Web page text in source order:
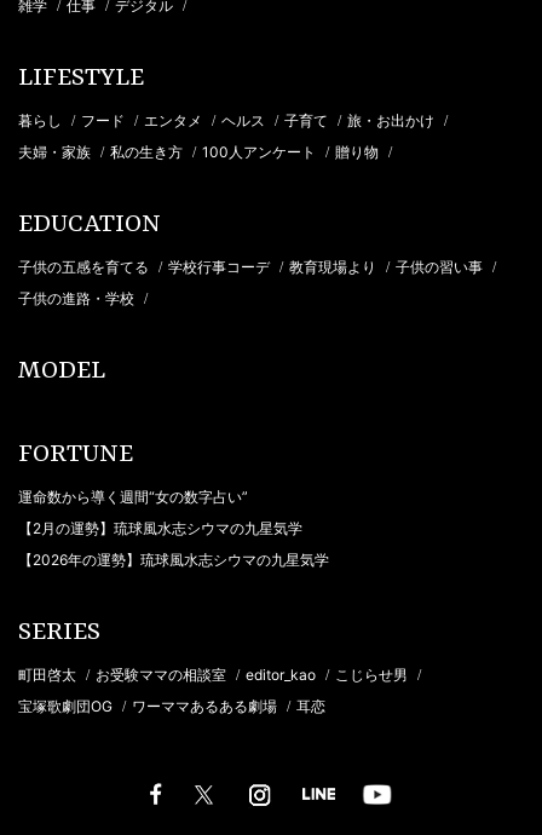
雑学 / 仕事 / デジタル /
LIFESTYLE
暮らし / フード / エンタメ / ヘルス / 子育て / 旅・お出かけ /
夫婦・家族 / 私の生き方 / 100人アンケート / 贈り物 /
EDUCATION
子供の五感を育てる / 学校行事コーデ / 教育現場より / 子供の習い事 /
子供の進路・学校 /
MODEL
FORTUNE
運命数から導く週間“女の数字占い”
【2月の運勢】琉球風水志シウマの九星気学
【2026年の運勢】琉球風水志シウマの九星気学
SERIES
町田啓太 / お受験ママの相談室 / editor_kao / こじらせ男 /
宝塚歌劇団OG / ワーママあるある劇場 / 耳恋